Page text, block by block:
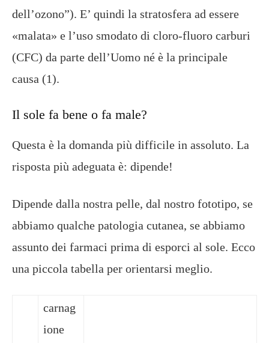
dell’ozono”). E’ quindi la stratosfera ad essere
«malata» e l’uso smodato di cloro-fluoro carburi
(CFC) da parte dell’Uomo né è la principale
causa (1).
Il sole fa bene o fa male?
Questa è la domanda più difficile in assoluto. La
risposta più adeguata è: dipende!
Dipende dalla nostra pelle, dal nostro fototipo, se
abbiamo qualche patologia cutanea, se abbiamo
assunto dei farmaci prima di esporci al sole. Ecco
una piccola tabella per orientarsi meglio.
carnag
ione